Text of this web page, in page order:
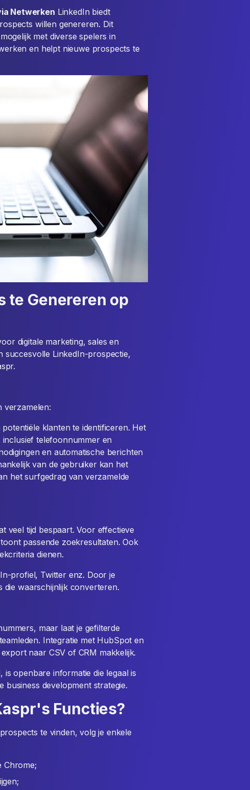
Netwerken LinkedIn biedt
willen genereren. Dit
met diverse spelers in
en helpt nieuwe prospects te
te Genereren op
digitale marketing, sales en
succesvolle LinkedIn-prospectie,
verzamelen:
klanten te identificeren. Het
telefoonnummer en
en automatische berichten
van de gebruiker kan het
het surfgedrag van verzamelde
veel tijd bespaart. Voor effectieve
passende zoekresultaten. Ook
dienen.
profiel, Twitter enz. Door je
die waarschijnlijk converteren.
maar laat je gefilterde
Integratie met HubSpot en
naar CSV of CRM makkelijk.
openbare informatie die legaal is
business development strategie.
Functies?
te vinden, volg je enkele
Chrome;